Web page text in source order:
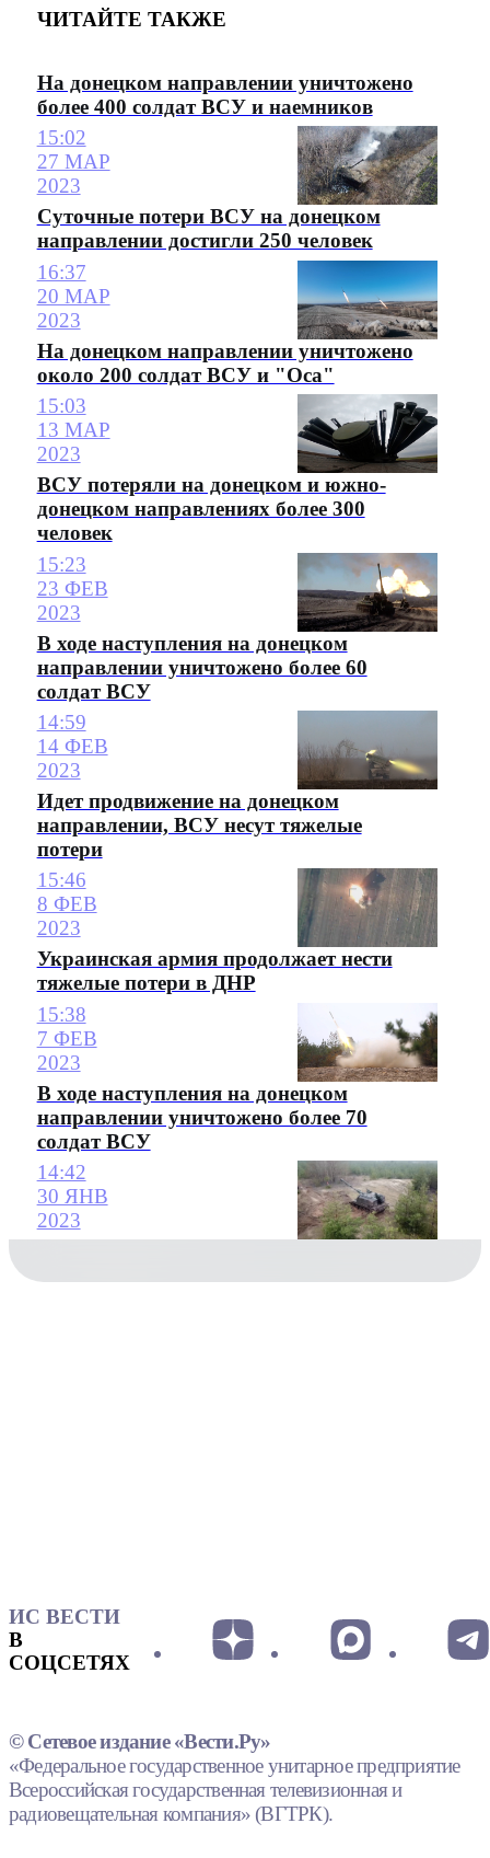
ЧИТАЙТЕ ТАКЖЕ
На донецком направлении уничтожено
более 400 солдат ВСУ и наемников
15:02
27 МАР
2023
Суточные потери ВСУ на донецком
направлении достигли 250 человек
16:37
20 МАР
2023
На донецком направлении уничтожено
около 200 солдат ВСУ и "Оса"
15:03
13 МАР
2023
ВСУ потеряли на донецком и южно-
донецком направлениях более 300
человек
15:23
23 ФЕВ
2023
В ходе наступления на донецком
направлении уничтожено более 60
солдат ВСУ
14:59
14 ФЕВ
2023
Идет продвижение на донецком
направлении, ВСУ несут тяжелые
потери
15:46
8 ФЕВ
2023
Украинская армия продолжает нести
тяжелые потери в ДНР
15:38
7 ФЕВ
2023
В ходе наступления на донецком
направлении уничтожено более 70
солдат ВСУ
14:42
30 ЯНВ
2023
ИС ВЕСТИ
В
СОЦСЕТЯХ
© Сетевое издание «Вести.Ру»
«Федеральное государственное унитарное предприятие
Всероссийская государственная телевизионная и
радиовещательная компания» (ВГТРК).